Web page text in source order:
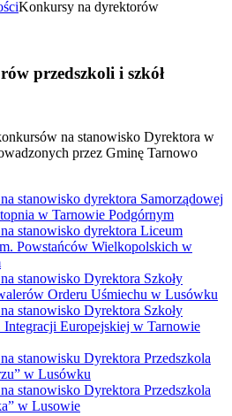
Konkursy na dyrektorów
przedszkoli i szkół
na stanowisko Dyrektora w
przez Gminę Tarnowo
stanowisko dyrektora Samorządowej
w Tarnowie Podgórnym
stanowisko dyrektora Liceum
Powstańców Wielkopolskich w
stanowisko Dyrektora Szkoły
Orderu Uśmiechu w Lusówku
stanowisko Dyrektora Szkoły
Europejskiej w Tarnowie
stanowisku Dyrektora Przedszkola
w Lusówku
stanowisko Dyrektora Przedszkola
w Lusowie